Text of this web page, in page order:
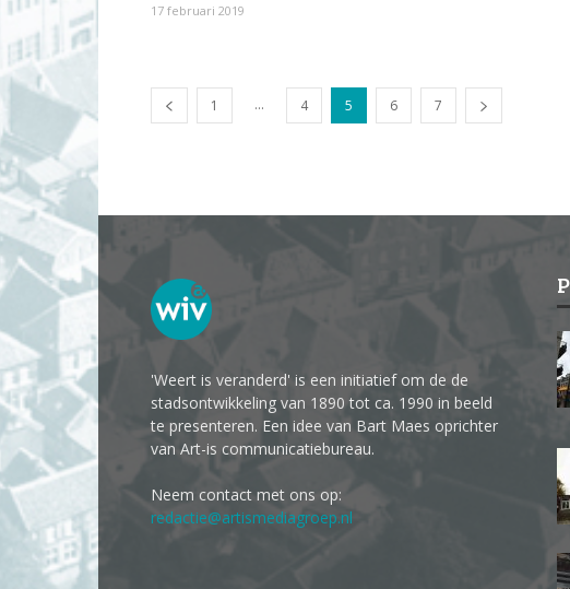
17 februari 2019
1 ... 4 5 6 7
'Weert is veranderd' is een initiatief om de de
stadsontwikkeling van 1890 tot ca. 1990 in beeld
te presenteren. Een idee van Bart Maes oprichter
van Art-is communicatiebureau.
Neem contact met ons op:
redactie@artismediagroep.nl